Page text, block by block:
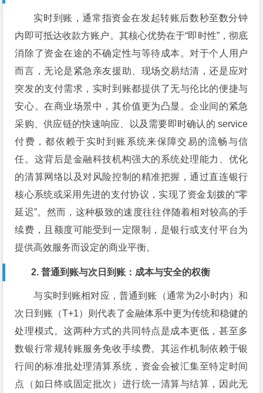
实时到账，通常指资金在发起转账后数秒至数分钟
内即可抵达收款方账户。其核心优势在于“即时性”，彻底
消除了资金在途的不确定性与等待成本。对于个人用户
而言，无论是紧急亲友援助、现场交易结清，还是应对
突发的支付需求，实时到账都提供了无与伦比的便捷与
安心。在商业场景中，其价值更为凸显。企业间的紧急
采购、供应链的快速响应、以及需要即时确认的 service
付费，都依赖于实时到账系统来保障交易的流畅与信
任。这背后是金融科技机构强大的系统处理能力、优化
的清算网络以及对风险控制的精准把握，通过直连银行
核心系统或采用先进的支付协议，实现了资金划拨的“零
延迟”。然而，这种极致的速度往往伴随着相对较高的手
续费，且额度可能受到一定限制，是银行或支付平台为
提供高效服务而设定的商业平衡。
2. 普通到账与次日到账：成本与安全的权衡
与实时到账相对应，普通到账（通常为2小时内）和
次日到账（T+1）则代表了金融体系中更为传统和稳健的
处理模式。这两种方式的共同特点是成本更低，甚至多
数银行常规转账服务免收手续费。其运作机制依赖于银
行间的标准批处理清算系统，资金会被汇集至特定时间
点（如日终或固定批次）进行统一清算与结算，因此无